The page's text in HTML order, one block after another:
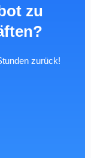
zu
zurück!